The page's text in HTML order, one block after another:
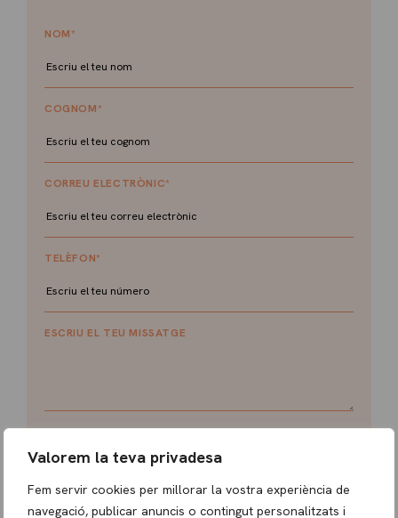
Valorem la teva privadesa
Fem servir cookies per millorar la vostra experiència de
navegació, publicar anuncis o contingut personalitzats i
NOM*
COGNOM*
CORREU ELECTRÒNIC*
TELÈFON*
ESCRIU EL TEU MISSATGE
Consentiment*
ESTIC D’ACORD AMB LA POLÍTICA DE PRIVACITAT.
INFORMACIÓ BÀSICA SOBRE PROTECCIÓ DE DADES
Responsable del tractament : Immotècnics